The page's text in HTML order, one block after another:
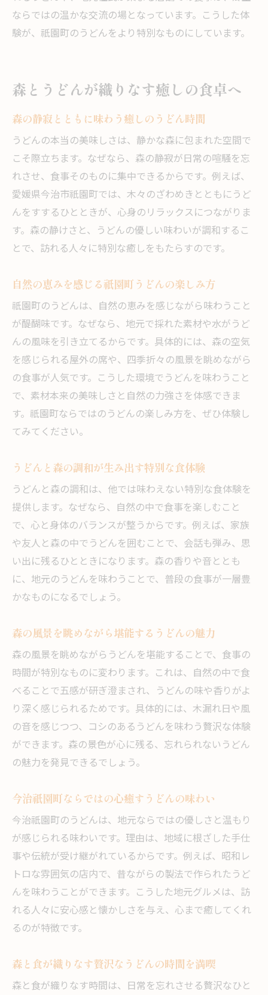
ならではの温かな交流の場となっています。こうした体
験が、祇園町のうどんをより特別なものにしています。
森とうどんが織りなす癒しの食卓へ
森の静寂とともに味わう癒しのうどん時間
うどんの本当の美味しさは、静かな森に包まれた空間で
こそ際立ちます。なぜなら、森の静寂が日常の喧騒を忘
れさせ、食事そのものに集中できるからです。例えば、
愛媛県今治市祇園町では、木々のざわめきとともにうど
んをすするひとときが、心身のリラックスにつながりま
す。森の静けさと、うどんの優しい味わいが調和するこ
とで、訪れる人々に特別な癒しをもたらすのです。
自然の恵みを感じる祇園町うどんの楽しみ方
祇園町のうどんは、自然の恵みを感じながら味わうこと
が醍醐味です。なぜなら、地元で採れた素材や水がうど
んの風味を引き立てるからです。具体的には、森の空気
を感じられる屋外の席や、四季折々の風景を眺めながら
の食事が人気です。こうした環境でうどんを味わうこと
で、素材本来の美味しさと自然の力強さを体感できま
す。祇園町ならではのうどんの楽しみ方を、ぜひ体験し
てみてください。
うどんと森の調和が生み出す特別な食体験
うどんと森の調和は、他では味わえない特別な食体験を
提供します。なぜなら、自然の中で食事を楽しむこと
で、心と身体のバランスが整うからです。例えば、家族
や友人と森の中でうどんを囲むことで、会話も弾み、思
い出に残るひとときになります。森の香りや音ととも
に、地元のうどんを味わうことで、普段の食事が一層豊
かなものになるでしょう。
森の風景を眺めながら堪能するうどんの魅力
森の風景を眺めながらうどんを堪能することで、食事の
時間が特別なものに変わります。これは、自然の中で食
べることで五感が研ぎ澄まされ、うどんの味や香りがよ
り深く感じられるためです。具体的には、木漏れ日や風
の音を感じつつ、コシのあるうどんを味わう贅沢な体験
ができます。森の景色が心に残る、忘れられないうどん
の魅力を発見できるでしょう。
今治祇園町ならではの心癒すうどんの味わい
今治祇園町のうどんは、地元ならではの優しさと温もり
が感じられる味わいです。理由は、地域に根ざした手仕
事や伝統が受け継がれているからです。例えば、昭和レ
トロな雰囲気の店内で、昔ながらの製法で作られたうど
んを味わうことができます。こうした地元グルメは、訪
れる人々に安心感と懐かしさを与え、心まで癒してくれ
るのが特徴です。
森と食が織りなす贅沢なうどんの時間を満喫
森と食が織りなす時間は、日常を忘れさせる贅沢なひと